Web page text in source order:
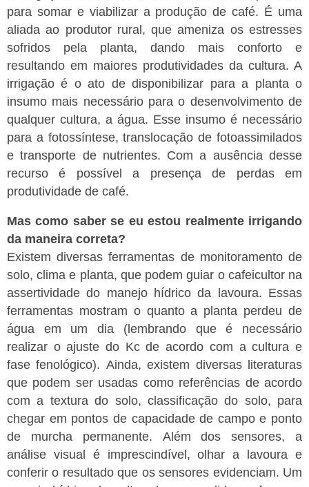
para somar e viabilizar a produção de café. É uma
aliada ao produtor rural, que ameniza os estresses
sofridos pela planta, dando mais conforto e
resultando em maiores produtividades da cultura. A
irrigação é o ato de disponibilizar para a planta o
insumo mais necessário para o desenvolvimento de
qualquer cultura, a água. Esse insumo é necessário
para a fotossíntese, translocação de fotoassimilados
e transporte de nutrientes. Com a ausência desse
recurso é possível a presença de perdas em
produtividade de café.
Mas como saber se eu estou realmente irrigando
da maneira correta?
Existem diversas ferramentas de monitoramento de
solo, clima e planta, que podem guiar o cafeicultor na
assertividade do manejo hídrico da lavoura. Essas
ferramentas mostram o quanto a planta perdeu de
água em um dia (lembrando que é necessário
realizar o ajuste do Kc de acordo com a cultura e
fase fenológico). Ainda, existem diversas literaturas
que podem ser usadas como referências de acordo
com a textura do solo, classificação do solo, para
chegar em pontos de capacidade de campo e ponto
de murcha permanente. Além dos sensores, a
análise visual é imprescindível, olhar a lavoura e
conferir o resultado que os sensores evidenciam. Um